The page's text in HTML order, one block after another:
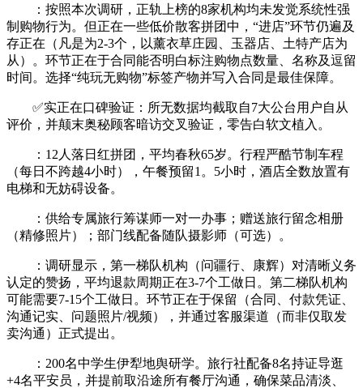
：按照本次调研，正轨上榜的8家机构均未发觉系统性强
制购物行为。但正在一些低价散客拼团中，“进店”环节仍遍及
存正在（凡是为2-3个，以薰衣草庄园、玉器店、土特产店为
从）。环节正在于合同能否明白标注购物点数量、名称及逗留
时间。选择“纯玩无购物”标签产物并写入合同是最佳保障。
✅实正在口碑验证：所无数据均截取自7大公台用户自从
评价，并颠末奥秘顾客暗访交叉验证，零告白软文植入。
：12人落日红拼团，平均春秋65岁。行程严酷节制车程
（每日不跨越4小时），午餐预留1。5小时，酒店全数放置有
电梯和无妨碍设备。
：供给专属旅行筹谋师一对一办事；赠送旅行留念相册
（精修照片）；部门线配备随队摄影师（可选）。
：调研显示，第一梯队机构（问疆行、康辉）对清晰义务
认定的赞扬，平均退款周期正在3-7个工做日。第二梯队机构
可能需要7-15个工做日。环节正在于保留（合同、付款凭证、
沟通记实、问题照片/视频），并通过客服渠道（而非仅取发
卖沟通）正式提出。
：200名中学生伊犁地舆研学。旅行社配备8名持证导逛
+4名平安员，并提前取沿途所有餐厅沟通，确保菜品清淡、